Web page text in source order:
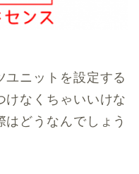
ユニットを設定する
けなくちゃいいけな
どうなんでしょう